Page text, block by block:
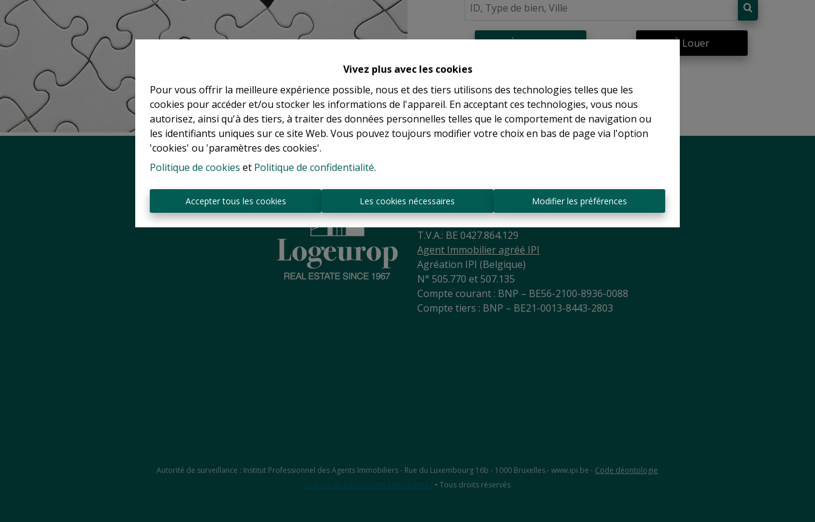
Vivez plus avec les cookies
Pour vous offrir la meilleure expérience possible, nous et des tiers utilisons des technologies telles que les
cookies pour accéder et/ou stocker les informations de l'appareil. En acceptant ces technologies, vous nous
autorisez, ainsi qu'à des tiers, à traiter des données personnelles telles que le comportement de navigation ou
les identifiants uniques sur ce site Web. Vous pouvez toujours modifier votre choix en bas de page via l'option
'cookies' ou 'paramètres des cookies'.
Politique de cookies et Politique de confidentialité.
Accepter tous les cookies Les cookies nécessaires Modifier les préférences
À Vendre À Louer
3090 Overijse
Tél:+ 32 2 345 90 80
Mail:info@logeurop.be
T.V.A.: BE 0427.864.129
Agent Immobilier agréé IPI
Agréation IPI (Belgique)
N° 505.770 et 507.135
Compte courant : BNP – BE56-2100-8936-0088
Compte tiers : BNP – BE21-0013-8443-2803
Autorité de surveillance : Institut Professionnel des Agents Immobiliers - Rue du Luxembourg 16b - 1000 Bruxelles - www.ipi.be - Code déontologie
Logiciel de transactions immobilières• Tous droits réservés